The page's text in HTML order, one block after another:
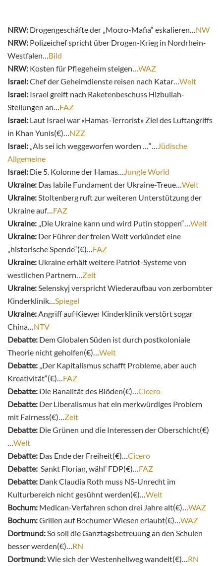
NRW: Drogengeschäfte der „Mocro-Mafia“ eskalieren… NW
NRW: Polizeichef spricht über Drogen-Krieg in Nordrhein-
Westfalen… Bild
NRW: Kosten für Pflegeheim steigen… WAZ
Israel:Chef der Geheimdienste reisen nach Katar… Welt
Israel: Israel greift nach Raketenbeschuss Hizbullah-
Stellungen an… FAZ
Israel: Laut Israel war «Hamas-Terrorist» Ziel des Luftangriffs
in Khan Yunis(€)… NZZ
Israel: „Als sei ich weggeworfen worden …“…
Jüdische
Allgemeine
Israel: Die 5. Kolonne der Hamas…
Jungle World
Ukraine: Das labile Fundament der Ukraine-Treue… Welt
Ukraine: Stoltenberg ruft zur weiteren Unterstützung der
Ukraine auf… FAZ
Ukraine: „Die Ukraine kann und wird Putin stoppen“… Welt
Ukraine: Der Führer der freien Welt verkündet eine
„historische Spende“(€)… FAZ
Ukraine: Ukraine erhält weitere Patriot-Systeme von
westlichen Partnern… Zeit
Ukraine: Selenskyj verspricht Wiederaufbau von zerbombter
Kinderklinik… Spiegel
Ukraine: Angriff auf Kiewer Kinderklinik verstört sogar
China… NTV
Debatte: Dem Globalen Süden ist durch postkoloniale
Theorie nicht geholfen(€)… Welt
Debatte: „Der Kapitalismus schafft Probleme, aber auch
Kreativität“(€)… FAZ
Debatte: Die Banalität des Blöden(€)… Cicero
Debatte: Der Liberalismus hat ein merkwürdiges Problem
mit Fairness(€)… Zeit
Debatte: Die Grünen und die Interessen der Oberschicht(€)
Welt
Debatte: Das Ende der Freiheit(€)… Cicero
Debatte: Sankt Florian, wähl’ FDP(€)… FAZ
Debatte: Dank Claudia Roth muss NS-Unrecht im
Kulturbereich nicht gesühnt werden(€)… Welt
Bochum: Medican-Verfahren schon drei Jahre alt(€)… WAZ
Bochum:Grillen auf Bochumer Wiesen erlaubt(€)… WAZ
Dortmund: So soll die Ganztagsbetreuung an den Schulen
besser werden(€)… RN
Dortmund:Wie sich der Westenhellweg wandelt(€)… RN